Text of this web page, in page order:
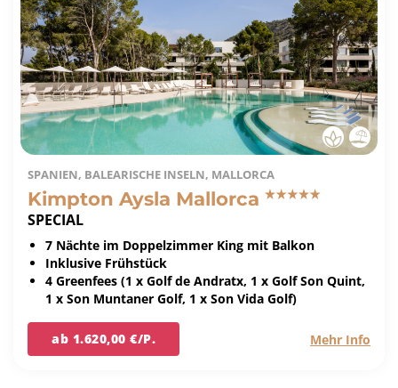
SPANIEN, BALEARISCHE INSELN, MALLORCA
Kimpton Aysla Mallorca
SPECIAL
7 Nächte im Doppelzimmer King mit Balkon
Inklusive Frühstück
4 Greenfees (1 x Golf de Andratx, 1 x Golf Son Quint,
1 x Son Muntaner Golf, 1 x Son Vida Golf)
ab 1.620,00 €/P. Mehr Info